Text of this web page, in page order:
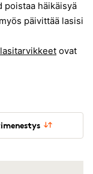
poistaa häikäisyä
päivittää lasisi
ovat